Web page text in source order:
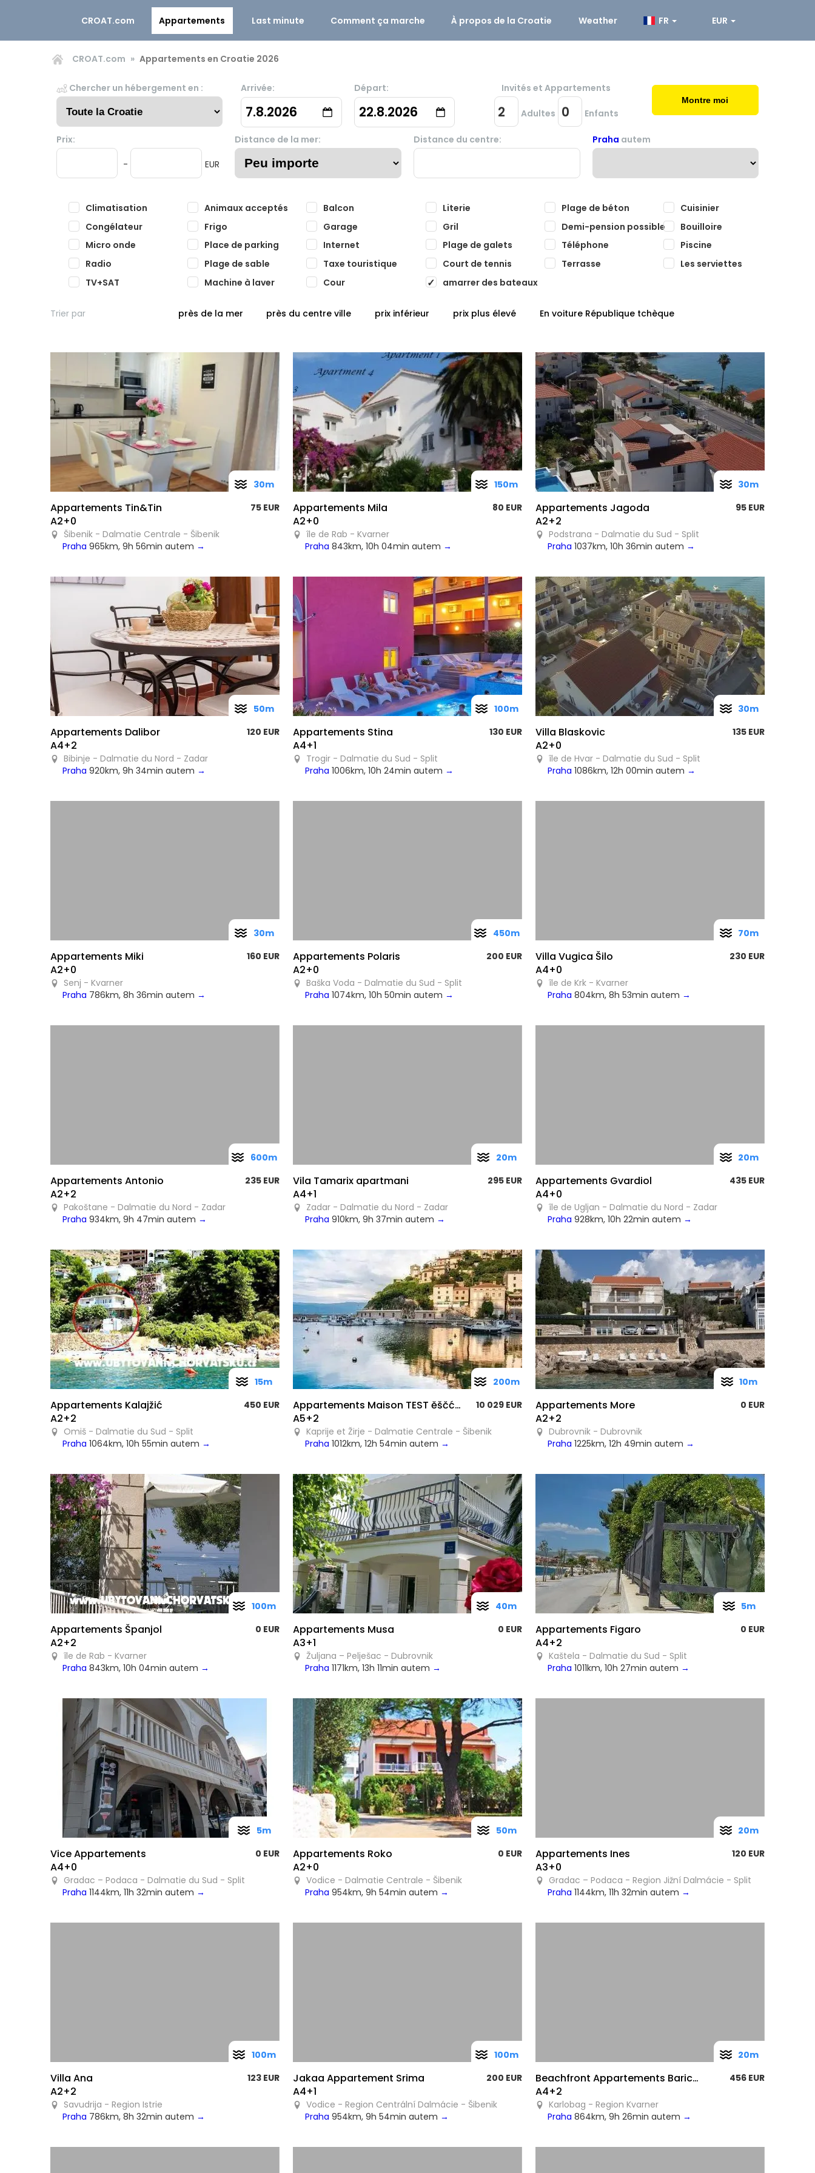
CROAT.com Appartements Last minute Comment ça marche À propos de la Croatie Weather FR EUR
CROAT.com Appartements en Croatie 2026
Chercher un hébergement en : Arrivée:
7.8.2026
Départ:
22.8.2026
Invités et Appartements
Adultes Enfants
Montre moi
Prix:
- EUR
Distance de la mer: Distance du centre: Praha autem
Climatisation Animaux acceptés Balcon Literie Plage de béton
Cuisinier
Congélateur
Frigo Garage Gril Demi-pension possible
Bouilloire
Micro onde
Place de parking Internet Plage de galets Téléphone
Piscine
Radio
Plage de sable Taxe touristique Court de tennis Terrasse
Les serviettes
TV+SAT
Machine à laver Cour amarrer des bateaux
Trier par près de la mer près du centre ville prix inférieur prix plus élevé En voiture République tchèque
Appartements Tin&Tin
A2+0
75 EUR
Šibenik - Dalmatie Centrale - Šibenik
Praha 965km, 9h 56min autem →
30m
Appartements Mila
A2+0
80 EUR
île de Rab - Kvarner
Praha 843km, 10h 04min autem →
150m
Appartements Jagoda
A2+2
95 EUR
Podstrana - Dalmatie du Sud - Split
Praha 1037km, 10h 36min autem →
30m
Appartements Dalibor
A4+2
120 EUR
Bibinje - Dalmatie du Nord - Zadar
Praha 920km, 9h 34min autem →
50m
Appartements Stina
A4+1
130 EUR
Trogir - Dalmatie du Sud - Split
Praha 1006km, 10h 24min autem →
100m
Villa Blaskovic
A2+0
135 EUR
île de Hvar - Dalmatie du Sud - Split
Praha 1086km, 12h 00min autem →
30m
Appartements Miki
A2+0
160 EUR
Senj - Kvarner
Praha 786km, 8h 36min autem →
30m
Appartements Polaris
A2+0
200 EUR
Baška Voda - Dalmatie du Sud - Split
Praha 1074km, 10h 50min autem →
450m
Villa Vugica Šilo
A4+0
230 EUR
île de Krk - Kvarner
Praha 804km, 8h 53min autem →
70m
Appartements Antonio
A2+2
235 EUR
Pakoštane - Dalmatie du Nord - Zadar
Praha 934km, 9h 47min autem →
600m
Vila Tamarix apartmani
A4+1
295 EUR
Zadar - Dalmatie du Nord - Zadar
Praha 910km, 9h 37min autem →
20m
Appartements Gvardiol
A4+0
435 EUR
île de Ugljan - Dalmatie du Nord - Zadar
Praha 928km, 10h 22min autem →
20m
Appartements Kalajžić
A2+2
450 EUR
Omiš - Dalmatie du Sud - Split
Praha 1064km, 10h 55min autem →
15m
Appartements Maison TEST ěščćřžýáíé
A5+2
10 029 EUR
Kaprije et Žirje - Dalmatie Centrale - Šibenik
Praha 1012km, 12h 54min autem →
200m
Appartements More
A2+2
0 EUR
Dubrovnik - Dubrovnik
Praha 1225km, 12h 49min autem →
10m
Appartements Španjol
A2+2
0 EUR
île de Rab - Kvarner
Praha 843km, 10h 04min autem →
100m
Appartements Musa
A3+1
0 EUR
Žuljana – Pelješac - Dubrovnik
Praha 1171km, 13h 11min autem →
40m
Appartements Figaro
A4+2
0 EUR
Kaštela - Dalmatie du Sud - Split
Praha 1011km, 10h 27min autem →
5m
Vice Appartements
A4+0
0 EUR
Gradac – Podaca - Dalmatie du Sud - Split
Praha 1144km, 11h 32min autem →
5m
Appartements Roko
A2+0
0 EUR
Vodice - Dalmatie Centrale - Šibenik
Praha 954km, 9h 54min autem →
50m
Appartements Ines
A3+0
120 EUR
Gradac – Podaca - Region Jižní Dalmácie - Split
Praha 1144km, 11h 32min autem →
20m
Villa Ana
A2+2
123 EUR
Savudrija - Region Istrie
Praha 786km, 8h 32min autem →
100m
Jakaa Appartement Srima
A4+1
200 EUR
Vodice - Region Centrální Dalmácie - Šibenik
Praha 954km, 9h 54min autem →
100m
Beachfront Appartements Baricevic wit
A4+2
456 EUR
Karlobag - Region Kvarner
Praha 864km, 9h 26min autem →
20m